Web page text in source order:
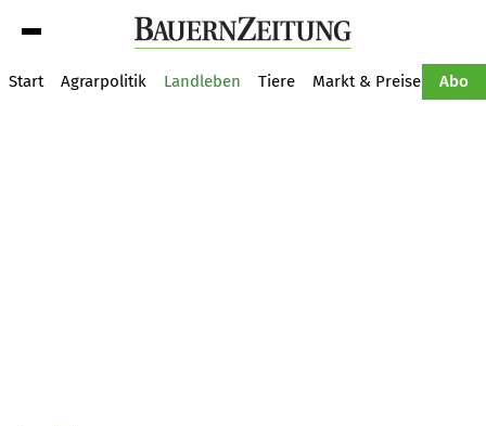
Start Agrarpolitik Landleben Tiere Markt & Preise Abo